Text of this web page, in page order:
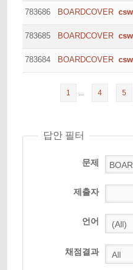
783686 BOARDCOVER
783685 BOARDCOVER
783684 BOARDCOVER
1 ... 4 5
답안 필터
문제
제출자
언어
채점결과